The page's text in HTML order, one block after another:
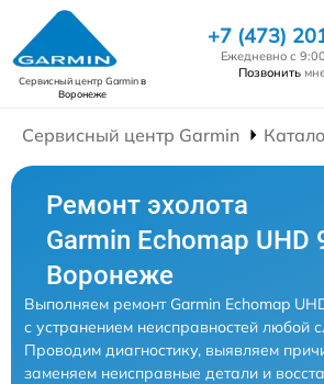
Сервисный центр Garminв
Воронеже
+7 (473)
Ежедневно с
Позвонить
Сервисный центр Garmin
Ремонт эхолота
Garmin Echomap UHD
Воронеже
Выполняем ремонт Garmin Echomap
с устранением неисправностей любой
Проводим диагностику, выявляем
заменяем неисправные детали и